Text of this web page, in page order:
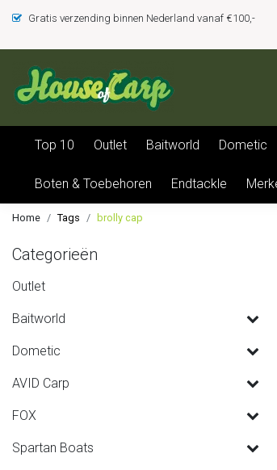
Gratis verzending binnen Nederland vanaf €100,-
Top 10 Outlet Baitworld Dometic
Boten & Toebehoren Endtackle
Home Tags brolly cap
Categorieën
Outlet
Baitworld
Dometic
AVID Carp
FOX
Spartan Boats